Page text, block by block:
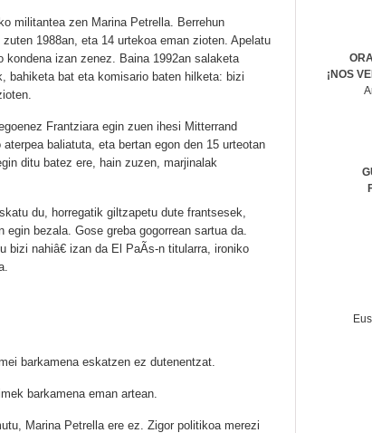
militantea zen Marina Petrella. Berrehun
zuten 1988an, eta 14 urtekoa eman zioten. Apelatu
kondena izan zenez. Baina 1992an salaketa
bahiketa bat eta komisario baten hilketa: bizi
Frantziara egin zuen ihesi Mitterrand
aterpea baliatuta, eta bertan egon den 15 urteotan
ditu batez ere, hain zuzen, marjinalak
du, horregatik giltzapetu dute frantsesek,
egin bezala. Gose greba gogorrean sartua da.
nahiâ€ izan da El PaÃ­s-n titularra, ironiko
barkamena eskatzen ez dutenentzat.
barkamena eman artean.
Marina Petrella ere ez. Zigor politikoa merezi
¡NOS